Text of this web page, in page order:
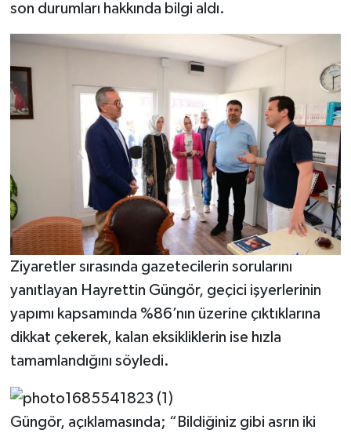
son durumları hakkında bilgi aldı.
Ziyaretler sırasında gazetecilerin sorularını
yanıtlayan Hayrettin Güngör, geçici işyerlerinin
yapımı kapsamında %86’nın üzerine çıktıklarına
dikkat çekerek, kalan eksikliklerin ise hızla
tamamlandığını söyledi.
Güngör, açıklamasında; “Bildiğiniz gibi asrın iki
ÜÇÜNCÜ SAYFA
Yemek
SİVİL TOPLUM
SEÇİM 2014
KİM KİMDİR
ÇEK GÖNDER
KİTAP
HEDEF2020
MİZAH